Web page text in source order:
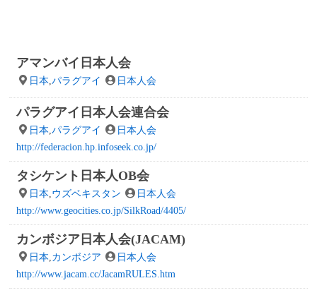
アマンバイ日本人会
日本 ,パラグアイ 日本人会
パラグアイ日本人会連合会
日本 ,パラグアイ
日本人会
http://federacion.hp.infoseek.co.jp/
タシケント日本人OB会
日本 ウズベキスタン
日本人会
http://www.geocities.co.jp/SilkRoad/4405/
カンボジア日本人会(JACAM)
日本 カンボジア
日本人会
http://www.jacam.cc/JacamRULES.htm